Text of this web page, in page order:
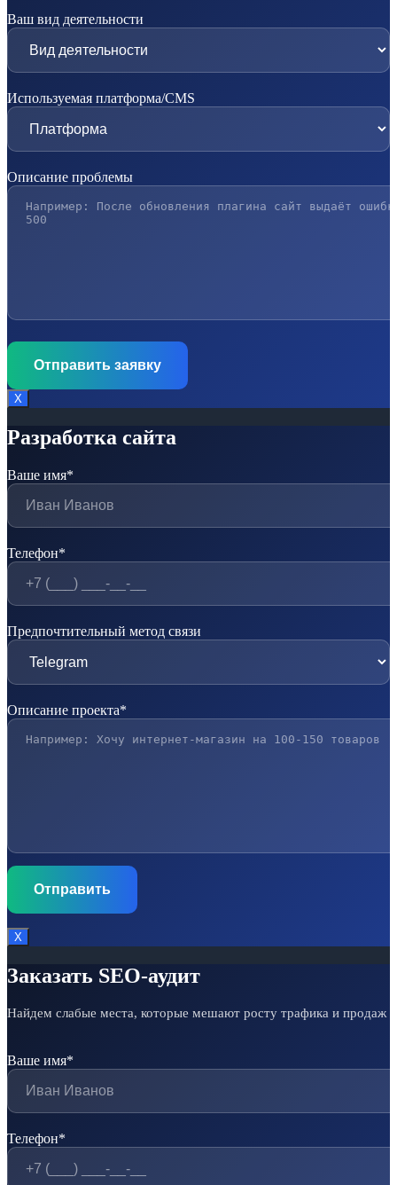
Ваш вид деятельности
Используемая платформа/CMS
Описание проблемы
Х
Разработка сайта
Ваше имя*
Телефон*
Предпочтительный метод связи
Описание проекта*
Х
Заказать SEO-аудит
Найдем слабые места, которые мешают росту трафика и продаж
Ваше имя*
Телефон*